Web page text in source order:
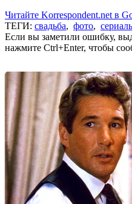
Читайте Korrespondent.net в
ТЕГИ: свадьба, фото,
Если вы заметили ошибку,
нажмите Ctrl+Enter, чтобы